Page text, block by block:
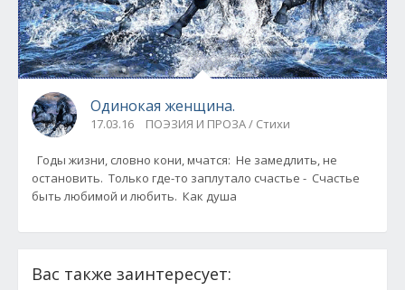
Одинокая женщина.
17.03.16 ПОЭЗИЯ И ПРОЗА / Стихи
Годы жизни, словно кони, мчатся: Не замедлить, не
остановить. Только где-то заплутало счастье - Счастье
быть любимой и любить. Как душа
Вас также заинтересует: